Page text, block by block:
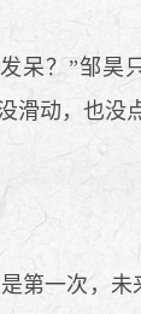
呆？”邹昊
滑动，也没
第一次，未